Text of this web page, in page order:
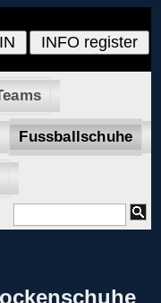
Fussballschuhe